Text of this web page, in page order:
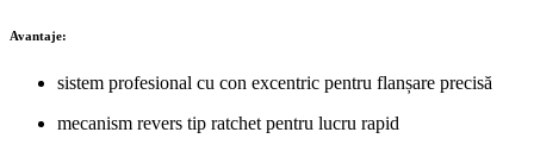
Avantaje:
sistem profesional cu con excentric pentru flanșare precisă
mecanism revers tip ratchet pentru lucru rapid